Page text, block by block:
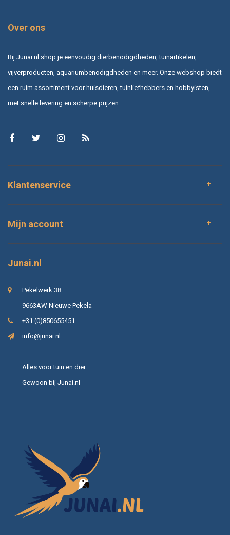
Over ons
Bij Junai.nl shop je eenvoudig dierbenodigdheden, tuinartikelen,
vijverproducten, aquariumbenodigdheden en meer. Onze webshop biedt
een ruim assortiment voor huisdieren, tuinliefhebbers en hobbyisten,
met snelle levering en scherpe prijzen.
Klantenservice
Mijn account
Junai.nl
Pekelwerk 38
9663AW Nieuwe Pekela
+31 (0)850655451
info@junai.nl
Alles voor tuin en dier
Gewoon bij Junai.nl